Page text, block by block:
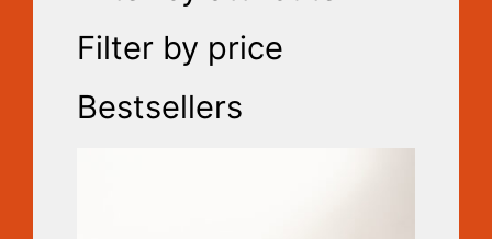
Filter by price
Bestsellers